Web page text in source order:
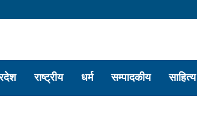
राष्ट्रीय धर्म सम्पादकीय साहित्य